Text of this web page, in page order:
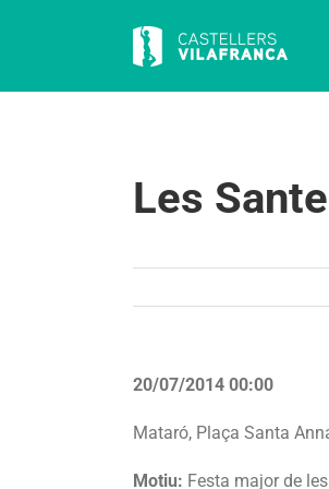
Les
20/07/2014 00:00
Mataró, Plaça Santa
Motiu: Festa major de